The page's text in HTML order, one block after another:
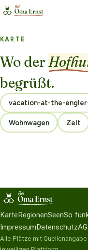
KARTE
Wo der
begrüßt.
Wohnwagen Zelt
Karte RegionenSeenSo
Impressum Datenschutz
Alle Plätze mit